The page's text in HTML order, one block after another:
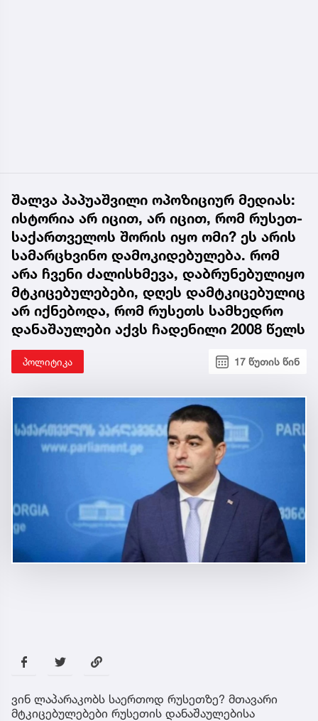
შალვა პაპუაშვილი ოპოზიციურ მედიას:
ისტორია არ იცით, არ იცით, რომ რუსეთ-
საქართველოს შორის იყო ომი? ეს არის
სამარცხვინო დამოკიდებულება. რომ
არა ჩვენი ძალისხმევა, დაბრუნებულიყო
მტკიცებულებები, დღეს დამტკიცებულიც
არ იქნებოდა, რომ რუსეთს სამხედრო
დანაშაულები აქვს ჩადენილი 2008 წელს
პოლიტიკა 17 წუთის წინ
ვინ ლაპარაკობს საერთოდ რუსეთზე? მთავარი
მტკიცებულებები რუსეთის დანაშაულებისა